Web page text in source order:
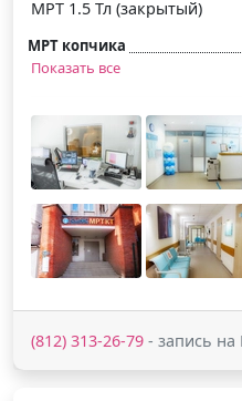
МРТ 1.5 Тл (закрытый)
МРТ копчика
Показать все
(812) 313-26-79 - запись